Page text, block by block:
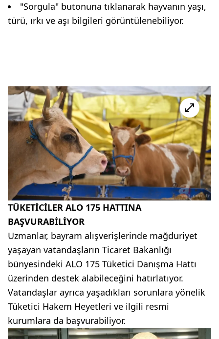
"Sorgula" butonuna tıklanarak hayvanın yaşı,
türü, ırkı ve aşı bilgileri görüntülenebiliyor.
TÜKETİCİLER ALO 175 HATTINA
BAŞVURABİLİYOR
Uzmanlar, bayram alışverişlerinde mağduriyet
yaşayan vatandaşların Ticaret Bakanlığı
bünyesindeki ALO 175 Tüketici Danışma Hattı
üzerinden destek alabileceğini hatırlatıyor.
Vatandaşlar ayrıca yaşadıkları sorunlara yönelik
Tüketici Hakem Heyetleri ve ilgili resmi
kurumlara da başvurabiliyor.